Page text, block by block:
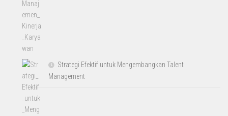
Strategi Efektif untuk Mengembangkan Talent
Management